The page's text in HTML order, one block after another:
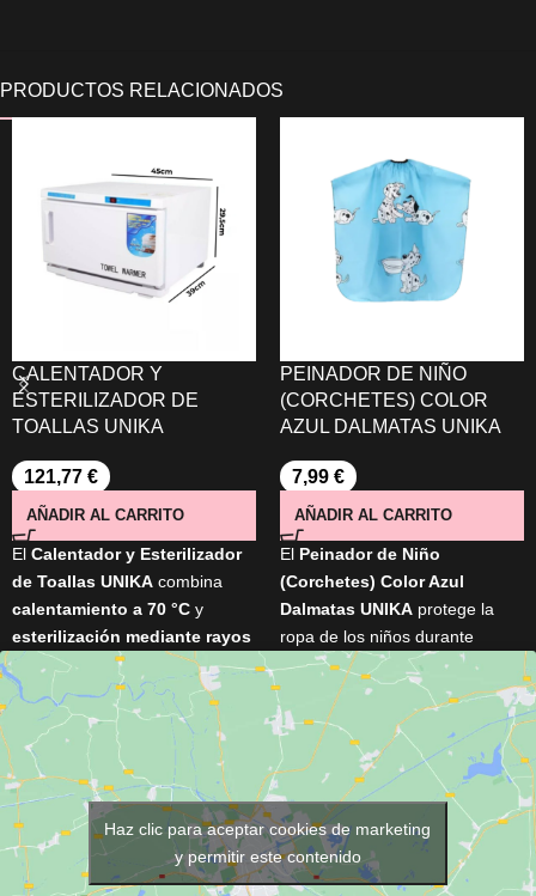
CALENTADOR Y
ESTERILIZADOR DE
TOALLAS UNIKA
121,77 €
AÑADIR AL CARRITO
El Calentador y Esterilizador
de Toallas UNIKA combina
calentamiento a 70 °C y
esterilización mediante rayos
para mantener las toallas
listas para cada servicio. Con
16 litros de capacidad
espacio para hasta 8 toallas
una resistente estructura de
acero inoxidable, es perfecto
para peluquerías, barberías,
spas y centros de estética.
PEINADOR DE NIÑO
(CORCHETES) COLOR
AZUL DALMATAS UNIKA
7,99 €
AÑADIR AL CARRITO
El Peinador de Niño
(Corchetes) Color Azul
Dalmatas UNIKA protege la
ropa de los niños durante
cortes de pelo y otros servicios
de peluquería. Fabricado con
unmaterial resistente
incorpora un prácticocierre de
corchetespara un ajuste
cómodo y seguro. Su divertido
diseño de dálmatas sobre
fondo azul hace que la
experiencia sea más agradable
Haz clic para aceptar cookies de marketing
y permitir este contenido